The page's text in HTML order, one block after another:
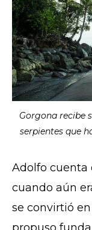
Gorgona recibe
serpientes que
Adolfo cuenta
cuando aún
se convirtió